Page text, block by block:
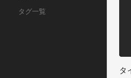
タグ一覧
タ